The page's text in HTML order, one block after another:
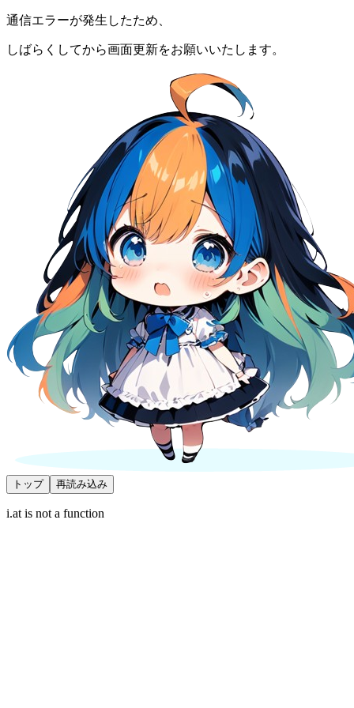
通信エラーが発生したため、
しばらくしてから画面更新をお願いいたします。
トップ 再読み込み
i.at is not a function